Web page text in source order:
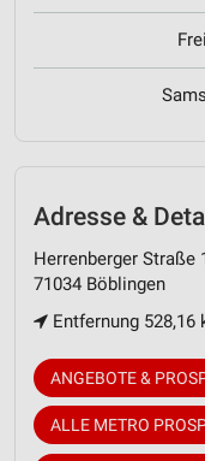
Adresse &
Herrenberger Straße
71034 Böblingen
Entfernung
ANGEBOTE &
ALLE METRO